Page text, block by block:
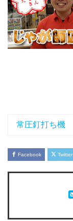
常圧釘打ち機
Facebook Twitter